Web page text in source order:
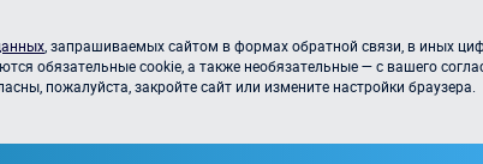
, запрашиваемых сайтом в формах обратной связи, в иных
обязательные cookie, а также необязательные — с вашего
пожалуйста, закройте сайт или измените настройки браузера.